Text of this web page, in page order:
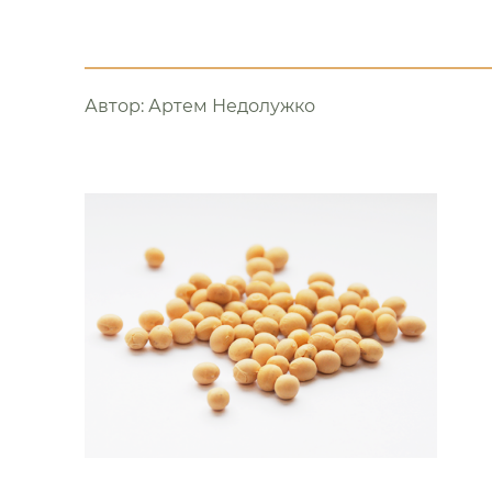
Автор: Артем Недолужко